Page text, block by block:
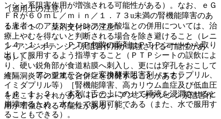
（適用上の注意）
１４．１． 薬剤交付時の注意
１４．１．１． ＰＴＰ包装の薬剤はＰＴＰシートから取り
出して服用するよう指導すること（ＰＴＰシートの誤飲によ
り、硬い鋭角部が食道粘膜へ刺入し、更には穿孔をおこして
縦隔洞炎等の重篤な合併症を併発することがある）。
１４．１．２． 本剤は舌の上にのせて唾液を浸潤させると
崩壊するため、水なしで服用可能である（また、水で服用す
ることもできる）。
ンシン系阻害作用が増強される可能性がある）。なお、ｅＧ
ＦＲが６０ｍＬ／ｍｉｎ／１．７３u未満の腎機能障害のあ
る患者へのアリスキレンフマル酸塩との併用については、治
療上やむを得ないと判断される場合を除き避けること（レニ
ン−アンジオテンシン系阻害作用が増強される可能性があ
る）］。
４）． アンジオテンシン変換酵素阻害剤（エナラプリル、
イミダプリル等）［腎機能障害、高カリウム血症及び低血圧
を起こすおそれがある（レニン−アンジオテンシン系阻害作
用が増強される可能性がある）］。